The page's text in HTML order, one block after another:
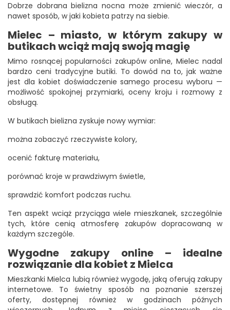
Dobrze dobrana bielizna nocna może zmienić wieczór, a
nawet sposób, w jaki kobieta patrzy na siebie.
Mielec – miasto, w którym zakupy w
butikach wciąż mają swoją magię
Mimo rosnącej popularności zakupów online, Mielec nadal
bardzo ceni tradycyjne butiki. To dowód na to, jak ważne
jest dla kobiet doświadczenie samego procesu wyboru —
możliwość spokojnej przymiarki, oceny kroju i rozmowy z
obsługą.
W butikach bielizna zyskuje nowy wymiar:
można zobaczyć rzeczywiste kolory,
ocenić fakturę materiału,
porównać kroje w prawdziwym świetle,
sprawdzić komfort podczas ruchu.
Ten aspekt wciąż przyciąga wiele mieszkanek, szczególnie
tych, które cenią atmosferę zakupów dopracowaną w
każdym szczególe.
Wygodne zakupy online – idealne
rozwiązanie dla kobiet z Mielca
Mieszkanki Mielca lubią również wygodę, jaką oferują zakupy
internetowe. To świetny sposób na poznanie szerszej
oferty, dostępnej również w godzinach późnych